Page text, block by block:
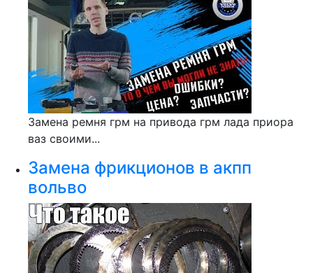
Замена ремня грм на привода грм лада приора
ваз своими...
Замена фрикционов в акпп
вольво